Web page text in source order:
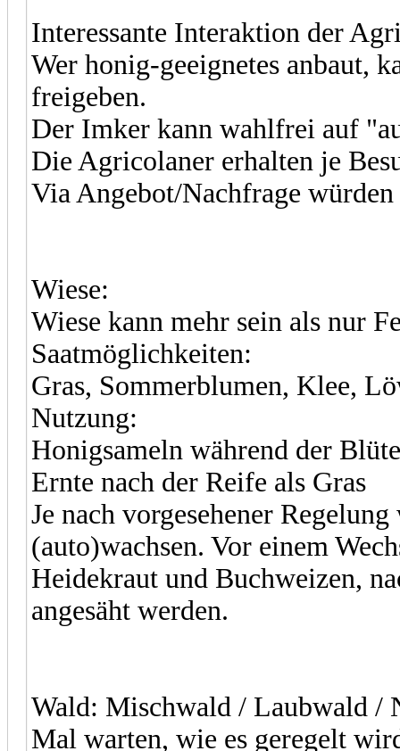
Interessante Interaktion der
Wer honig-geeignetes anbaut,
freigeben.
Der Imker kann wahlfrei auf
Die Agricolaner erhalten je
Via Angebot/Nachfrage
Wiese:
Wiese kann mehr sein als nur
Saatmöglichkeiten:
Gras, Sommerblumen, Klee,
Nutzung:
Honigsameln während der
Ernte nach der Reife als Gras
Je nach vorgesehener
(auto)wachsen. Vor einem
Heidekraut und Buchweizen,
angesäht werden.
Wald: Mischwald / Laubwald /
Mal warten, wie es geregelt